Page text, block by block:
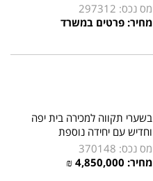
מס נכס: 297312
מחיר: פרטים במשרד
בשערי תקווה למכירה בית יפה
וחדיש עם יחידה נוספת
מס נכס: 370148
מחיר: 4,850,000 ₪